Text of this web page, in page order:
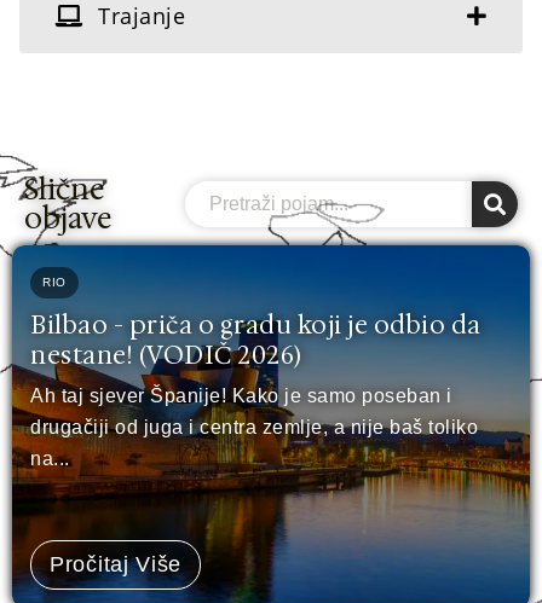
Trajanje
Slične
objave
Search
RIO
Bilbao - priča o gradu koji je odbio da
nestane! (VODIČ 2026)
Ah taj sjever Španije! Kako je samo poseban i
drugačiji od juga i centra zemlje, a nije baš toliko
na...
Pročitaj Više